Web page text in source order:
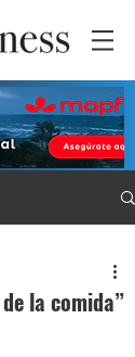
la comida”